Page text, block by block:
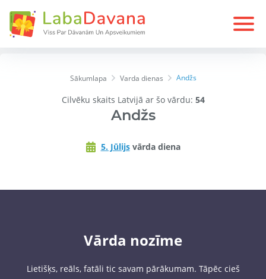
Sākumlapa Varda dienas Andžs
Cilvēku skaits Latvijā ar šo vārdu: 54
Andžs
5. Jūlijsvārda diena
Vārda nozīme
Lietišķs, reāls, fatāli tic savam pārākumam. Tāpēc cieš